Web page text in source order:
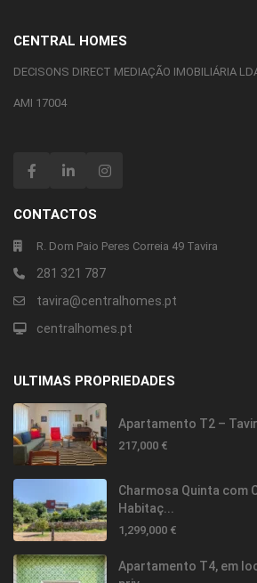
CENTRAL HOMES
DECISONS DIRECT MEDIAÇÃO IMOBILIÁRIA
AMI 17004
CONTACTOS
R. Dom Paio Peres Correia 49 Tavira
281 321 787
tavira@centralhomes.pt
centralhomes.pt
ULTIMAS PROPRIEDADES
Apartamento T2 –
217,000 €
Charmosa Quinta com
Habitaç...
1,299,000 €
Apartamento T4, em